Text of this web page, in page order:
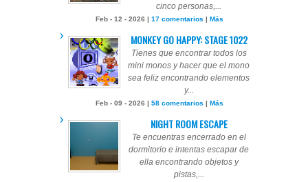
cinco personas,...
Feb - 12 - 2026 | 17 comentarios | Más
MONKEY GO HAPPY: STAGE 1022
Tienes que encontrar todos los
mini monos y hacer que el mono
sea feliz encontrando elementos
y...
Feb - 09 - 2026 | 58 comentarios | Más
NIGHT ROOM ESCAPE
Te encuentras encerrado en el
dormitorio e intentas escapar de
ella encontrando objetos y
pistas,...